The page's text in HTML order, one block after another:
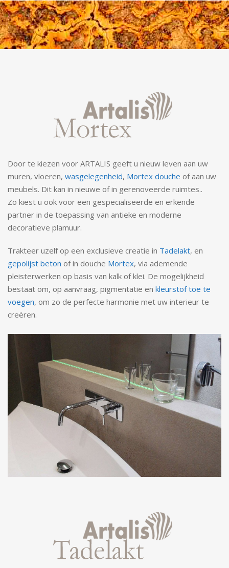
Door te kiezen voor ARTALIS geeft u nieuw leven aan uw
muren, vloeren, wasgelegenheid, Mortex douche of aan uw
meubels. Dit kan in nieuwe of in gerenoveerde ruimtes..
Zo kiest u ook voor een gespecialiseerde en erkende
partner in de toepassing van antieke en moderne
decoratieve plamuur.
Trakteer uzelf op een exclusieve creatie in Tadelakt, en
gepolijst beton of in douche Mortex, via ademende
pleisterwerken op basis van kalk of klei. De mogelijkheid
bestaat om, op aanvraag, pigmentatie en kleurstof toe te
voegen, om zo de perfecte harmonie met uw interieur te
creëren.